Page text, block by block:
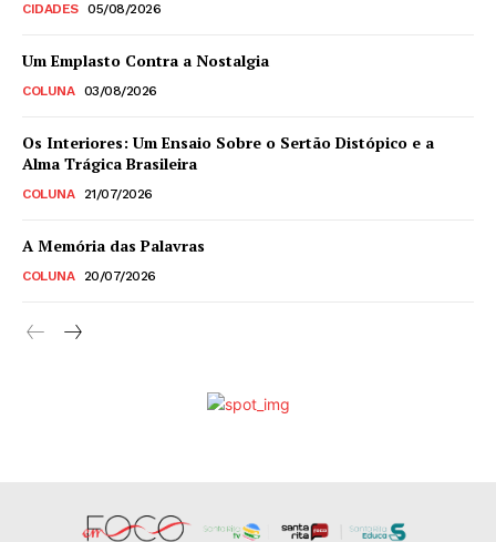
CIDADES 05/08/2026
Um Emplasto Contra a Nostalgia
COLUNA 03/08/2026
Os Interiores: Um Ensaio Sobre o Sertão Distópico e a
Alma Trágica Brasileira
COLUNA 21/07/2026
A Memória das Palavras
COLUNA 20/07/2026